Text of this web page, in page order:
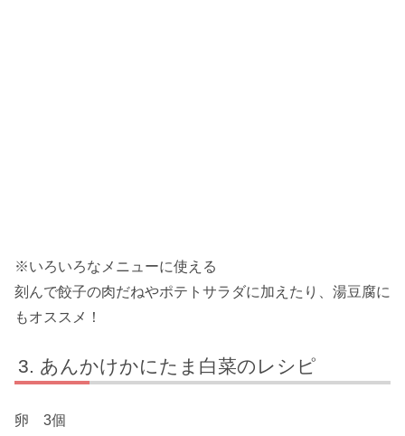
※いろいろなメニューに使える
刻んで餃子の肉だねやポテトサラダに加えたり、湯豆腐に
もオススメ！
あんかけかにたま白菜のレシピ
卵 3個